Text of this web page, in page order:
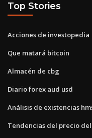
Top Stories
Acciones de investopedia
Que matará bitcoin
Almacén de cbg
Diario forex aud usd
Análisis de existencias
Tendencias del precio